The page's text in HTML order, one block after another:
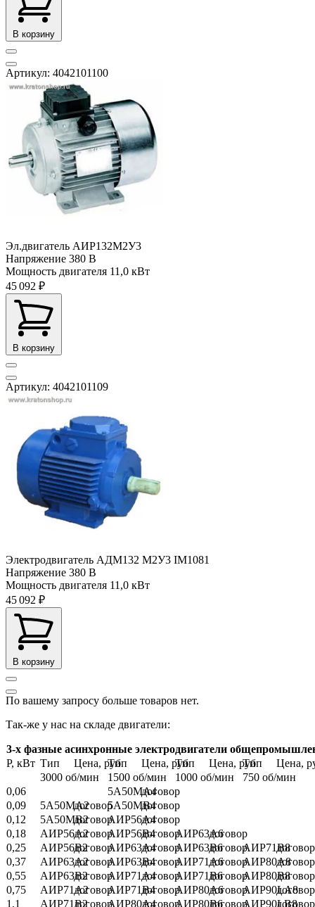
В корзину
Артикул: 4042101100
Эл.двигатель АИР132М2У3
Напряжение 380 В
Мощность двигателя 11,0 кВт
45 092 ₽
В корзину
Артикул: 4042101109
Электродвигатель АДМ132 М2У3 IM1081
Напряжение 380 В
Мощность двигателя 11,0 кВт
45 092 ₽
В корзину
По вашему запросу больше товаров нет.
Так-же у нас на складе двигатели:
3-х фазные асинхронные электродвигатели
Р, кВт Тип Цена, руб
Тип Цена, руб
Тип Цена, руб
Тип
Цена,
3000 об/мин
1500 об/мин 1000 об/мин
750 об/мин
0,06
5A50MА4договор
0,09
5A50MA2договор5A50MB4договор
0,12
5A50MB2договорАИР56А4договор
0,18
АИР56A2договорАИР56B4договорАИР63A6договор
0,25
АИР56B2договорАИР63A4договорАИР63B6договорАИР71B8договор
0,37
АИР63A2договорАИР63B4договорАИР71A6договорАИР80A8договор
0,55
АИР63B2договорАИР71A4договорАИР71B6договорАИР80B8договор
0,75
АИР71A2договорАИР71B4договорАИР80A6договорАИР90LA8
договор
1,1
АИР71B2договорАИР80A4договорАИР80B6договорАИР90LB8
договор